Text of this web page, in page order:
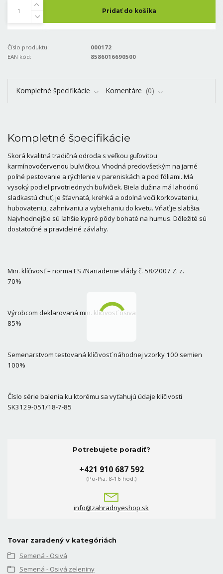
Pridať do košíka
Číslo produktu:
000172
EAN kód:
8586016690500
Kompletné špecifikácie Komentáre 0
Kompletné špecifikácie
Skorá kvalitná tradičná odroda s veľkou guľovitou
karmínovočervenou buľvičkou. Vhodná predovšetkým na jarné
poľné pestovanie a rýchlenie v pareniskách a pod fóliami. Má
vysoký podiel prvotriednych buľvičiek. Biela dužina má lahodnú
sladkastú chuť, je šťavnatá, krehká a odolná voči korkovateniu,
hubovateniu, zahnívaniu a vybiehaniu do kvetu. Vňať je slabšia.
Najvhodnejšie sú ľahšie kypré pôdy bohaté na humus. Dôležité sú
dostatočné a pravidelné závlahy.
Min. klíčivosť – norma ES /Nariadenie vlády č. 58/2007 Z. z.
70%
Výrobcom deklarovaná min. klíčivosť osiva
85%
Semenarstvom testovaná klíčivosť náhodnej vzorky 100 semien
100%
Číslo série balenia ku ktorému sa vyťahujú údaje klíčivosti
SK3129-051/18-7-85
Potrebujete poradiť?
+421 910 687 592
(Po-Pia, 8-16 hod.)
info@zahradnyeshop.sk
Tovar zaradený v kategóriách
Semená - Osivá
Semená - Osivá zeleniny